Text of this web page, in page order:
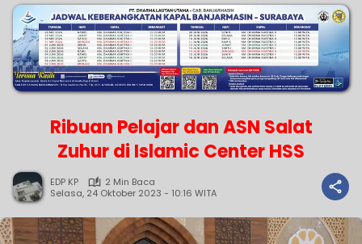
Ribuan Pelajar dan ASN Salat
Zuhur di Islamic Center HSS
EDP KP
2 Min Baca
Selasa, 24 Oktober 2023 - 10:16 WITA